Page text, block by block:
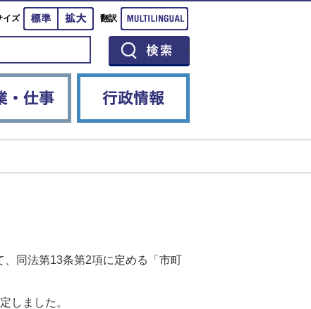
イズ 標準 拡大
翻訳
同法第13条第2項に定める「市町
しました。